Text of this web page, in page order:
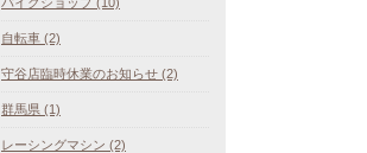
自転車 (2)
守谷店臨時休業のお知らせ (2)
群馬県 (1)
レーシングマシン (2)